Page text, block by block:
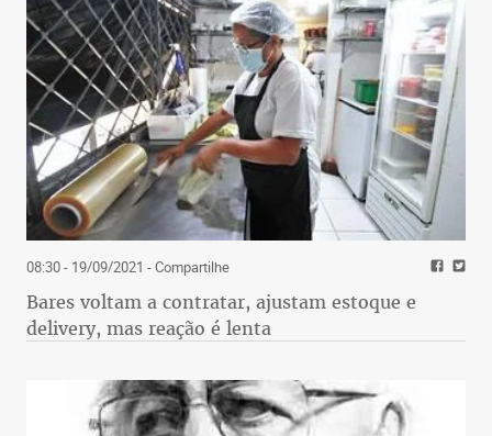
08:30 - 19/09/2021 - Compartilhe
Bares voltam a contratar, ajustam estoque e
delivery, mas reação é lenta